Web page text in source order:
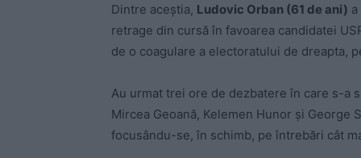
Dintre aceștia, Ludovic Orban (61 de ani)
retrage din cursă în favoarea candidatei
de o coagulare a electoratului de dreapta,
Au urmat trei ore de dezbatere în care s-a
Mircea Geoană, Kelemen Hunor și George
focusându-se, în schimb, pe întrebări cât